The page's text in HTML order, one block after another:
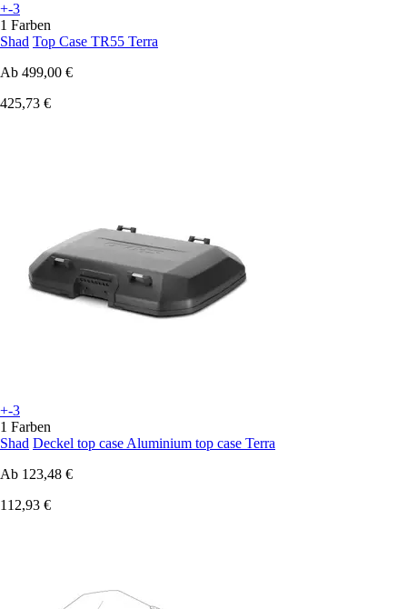
+-3
1 Farben
Shad Top Case TR55 Terra
Ab 499,00 €
425,73 €
+-3
1 Farben
Shad Deckel top case Aluminium top case Terra
Ab 123,48 €
112,93 €